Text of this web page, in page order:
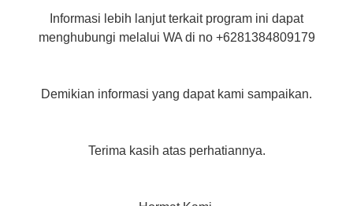
Informasi lebih lanjut terkait program ini dapat
menghubungi melalui WA di no +6281384809179
Demikian informasi yang dapat kami sampaikan.
Terima kasih atas perhatiannya.